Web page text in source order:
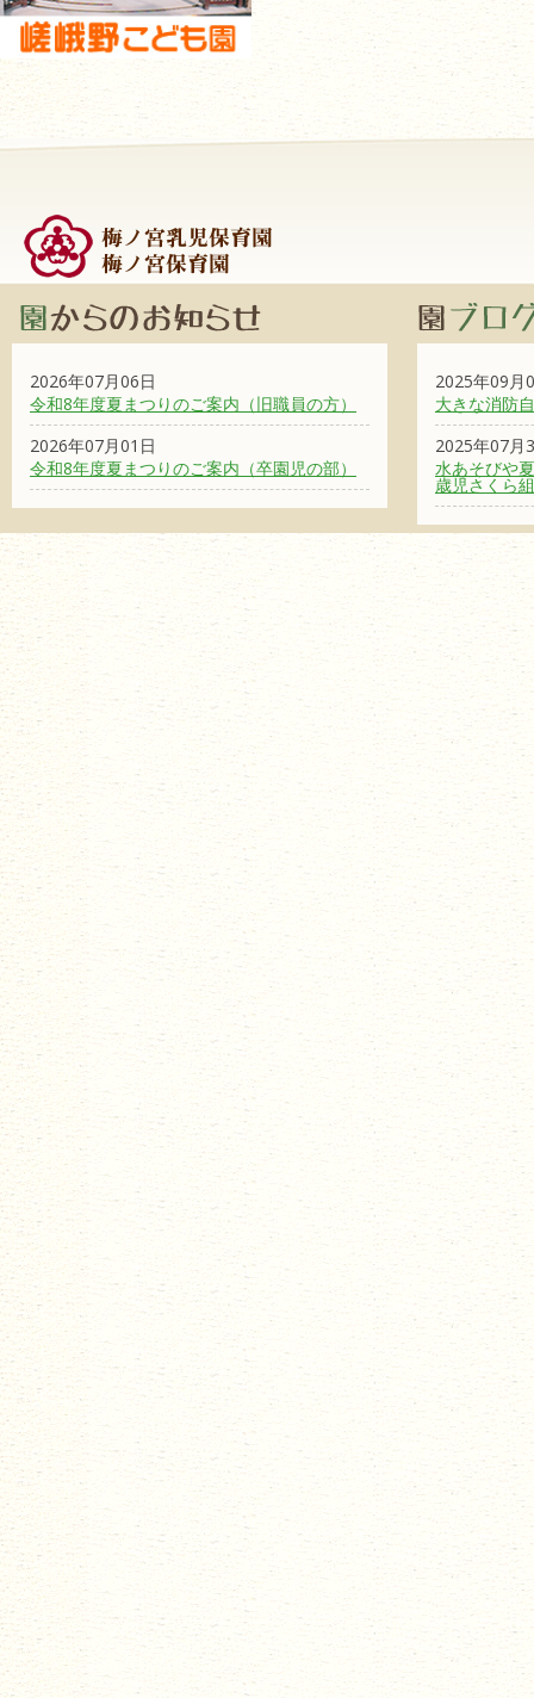
2026年07月06日
令和8年度夏まつりのご案内（旧職員の方）
2026年07月01日
令和8年度夏まつりのご案内（卒園児の部）
2025年09月
大きな消防
2025年07月
水あそびや
歳児さくら